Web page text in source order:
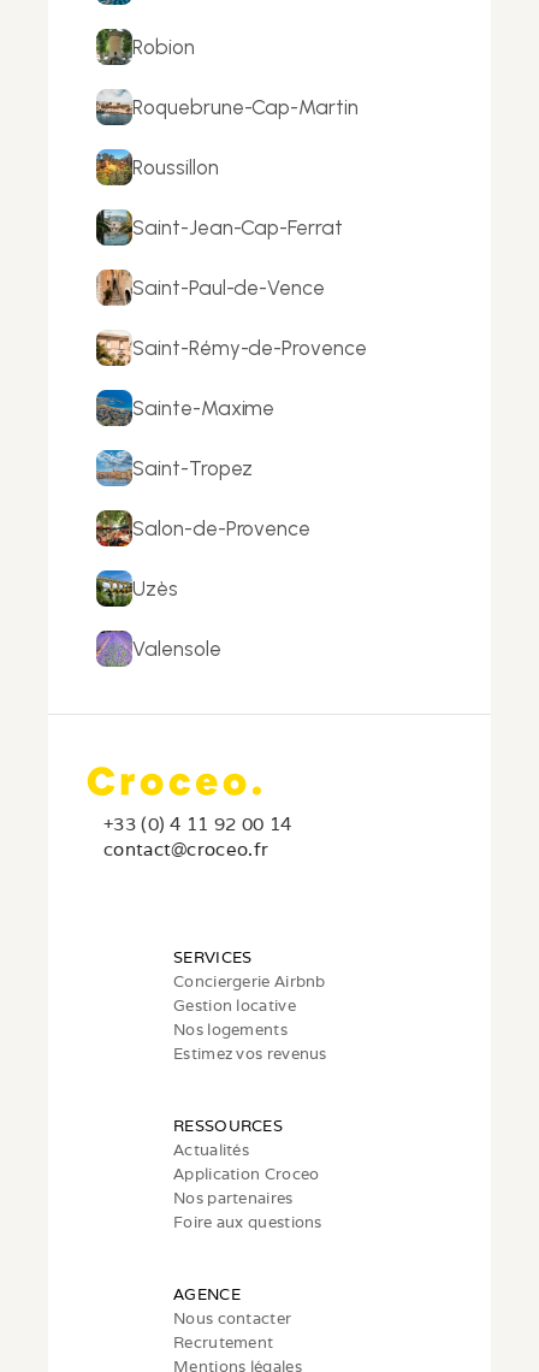
Robion
Roquebrune-Cap-Martin
Roussillon
Saint-Jean-Cap-Ferrat
Saint-Paul-de-Vence
Saint-Rémy-de-Provence
Sainte-Maxime
Saint-Tropez
Salon-de-Provence
Uzès
Valensole
+33 (0) 4 11 92 00 14
contact@croceo.fr
SERVICES
Conciergerie Airbnb
Gestion locative
Nos logements
Estimez vos revenus
RESSOURCES
Actualités
Application Croceo
Nos partenaires
Foire aux questions
AGENCE
Nous contacter
Recrutement
Mentions légales